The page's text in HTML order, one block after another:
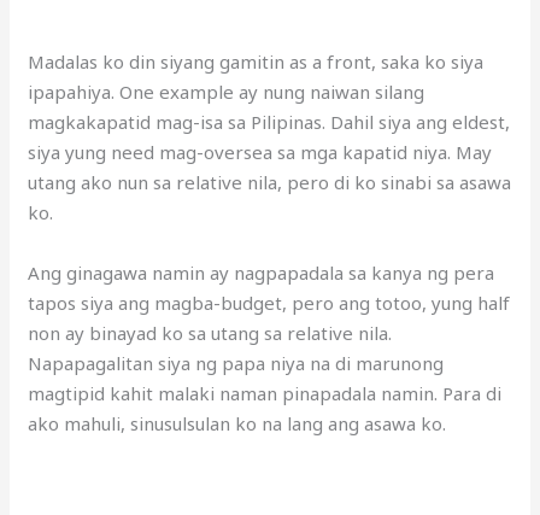
Madalas ko din siyang gamitin as a front, saka ko siya
ipapahiya. One example ay nung naiwan silang
magkakapatid mag-isa sa Pilipinas. Dahil siya ang eldest,
siya yung need mag-oversea sa mga kapatid niya. May
utang ako nun sa relative nila, pero di ko sinabi sa asawa
ko.
Ang ginagawa namin ay nagpapadala sa kanya ng pera
tapos siya ang magba-budget, pero ang totoo, yung half
non ay binayad ko sa utang sa relative nila.
Napapagalitan siya ng papa niya na di marunong
magtipid kahit malaki naman pinapadala namin. Para di
ako mahuli, sinusulsulan ko na lang ang asawa ko.